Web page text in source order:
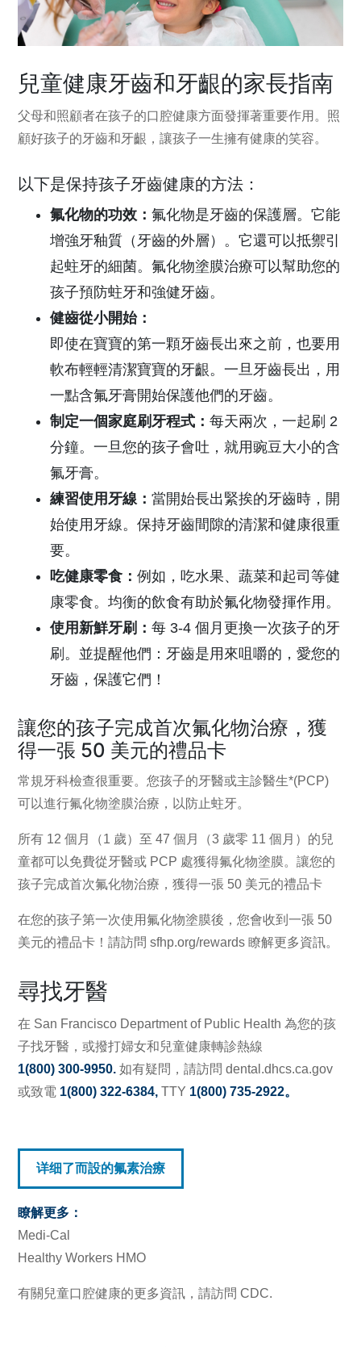
兒童健康牙齒和牙齦的家長指南
父母和照顧者在孩子的口腔健康方面發揮著重要作用。照
顧好孩子的牙齒和牙齦，讓孩子一生擁有健康的笑容。
以下是保持孩子牙齒健康的方法：
氟化物的功效：氟化物是牙齒的保護層。它能
增強牙釉質（牙齒的外層）。它還可以抵禦引
起蛀牙的細菌。氟化物塗膜治療可以幫助您的
孩子預防蛀牙和強健牙齒。
健齒從小開始：
即使在寶寶的第一顆牙齒長出來之前，也要用
軟布輕輕清潔寶寶的牙齦。一旦牙齒長出，用
一點含氟牙膏開始保護他們的牙齒。
制定一個家庭刷牙程式：每天兩次，一起刷 2
分鐘。一旦您的孩子會吐，就用豌豆大小的含
氟牙膏。
練習使用牙線：當開始長出緊挨的牙齒時，開
始使用牙線。保持牙齒間隙的清潔和健康很重
要。
吃健康零食：例如，吃水果、蔬菜和起司等健
康零食。均衡的飲食有助於氟化物發揮作用。
使用新鮮牙刷：每 3-4 個月更換一次孩子的牙
刷。並提醒他們：牙齒是用來咀嚼的，愛您的
牙齒，保護它們！
讓您的孩子完成首次氟化物治療，獲
得一張 50 美元的禮品卡
常規牙科檢查很重要。您孩子的牙醫或主診醫生*(PCP)
可以進行氟化物塗膜治療，以防止蛀牙。
所有 12 個月（1 歲）至 47 個月（3 歲零 11 個月）的兒
童都可以免費從牙醫或 PCP 處獲得氟化物塗膜。讓您的
孩子完成首次氟化物治療，獲得一張 50 美元的禮品卡
在您的孩子第一次使用氟化物塗膜後，您會收到一張 50
美元的禮品卡！請訪問sfhp.org/rewards 瞭解更多資訊。
尋找牙醫
在 San Francisco Department of Public Health 為您的孩
子找牙醫，或撥打婦女和兒童健康轉診熱線
1(800) 300-9950. 如有疑問，請訪問dental.dhcs.ca.gov
或致電 1(800) 322-6384, TTY 1(800) 735-2922。
详细了而設的氟素治療
瞭解更多：
Medi-Cal
Healthy Workers HMO
有關兒童口腔健康的更多資訊，請訪問CDC.